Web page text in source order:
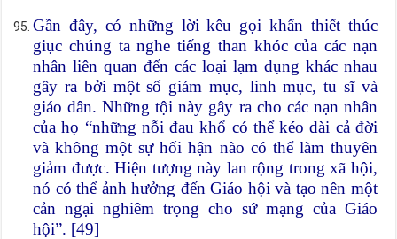
Gần đây, có những lời kêu gọi khẩn thiết thúc
giục chúng ta nghe tiếng than khóc của các nạn
nhân liên quan đến các loại lạm dụng khác nhau
gây ra bởi một số giám mục, linh mục, tu sĩ và
giáo dân. Những tội này gây ra cho các nạn nhân
của họ “những nỗi đau khổ có thể kéo dài cả đời
và không một sự hối hận nào có thể làm thuyên
giảm được. Hiện tượng này lan rộng trong xã hội,
nó có thể ảnh hưởng đến Giáo hội và tạo nên một
cản ngại nghiêm trọng cho sứ mạng của Giáo
hội”. [49]